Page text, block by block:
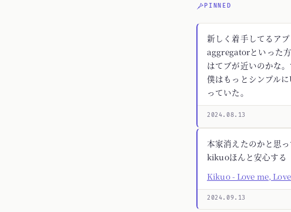
PINNED
新しく着手してるア
aggregatorといった
はてブが近いのかな
僕はもっとシンプル
っていた。
2024.08.13
本家消えたのかと思っ
kikuoほんと安心する
Kikuo - Love me,
2024.09.13